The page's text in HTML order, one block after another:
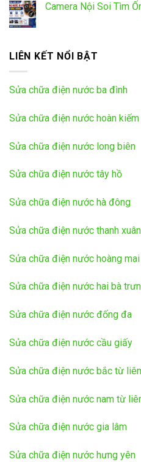
Camera Nội Soi Tìm
LIÊN KẾT NỔI BẬT
Sửa chữa điện nước ba đình
Sửa chữa điện nước hoàn kiếm
Sửa chữa điện nước long biên
Sửa chữa điện nước tây hồ
Sửa chữa điện nước hà đông
Sửa chữa điện nước thanh xuân
Sửa chữa điện nước hoàng mai
Sửa chữa điện nước hai bà
Sửa chữa điện nước đống đa
Sửa chữa điện nước cầu giấy
Sửa chữa điện nước bắc từ
Sửa chữa điện nước nam từ
Sửa chữa điện nước gia lâm
Sửa chữa điện nước hưng yên